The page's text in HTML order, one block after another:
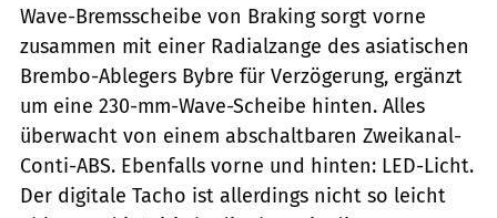
Wave-Bremsscheibe von Braking sorgt vorne
zusammen mit einer Radialzange des asiatischen
Brembo-Ablegers Bybre für Verzögerung, ergänzt
um eine 230-mm-Wave-Scheibe hinten. Alles
überwacht von einem abschaltbaren Zweikanal-
Conti-ABS. Ebenfalls vorne und hinten: LED-Licht.
Der digitale Tacho ist allerdings nicht so leicht